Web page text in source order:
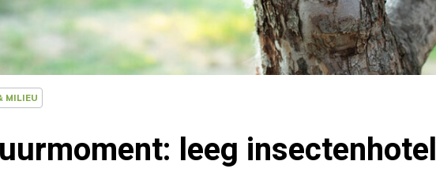
MILIEU
leeg insectenhotel